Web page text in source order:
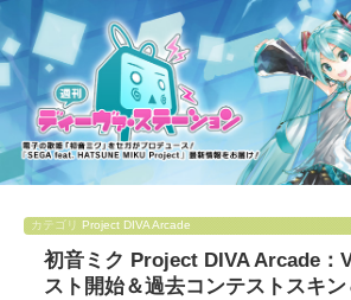
カテゴリ Project DIVA Arcade
初音ミク Project DIVA Arcade：
スト開始＆過去コンテストスキ